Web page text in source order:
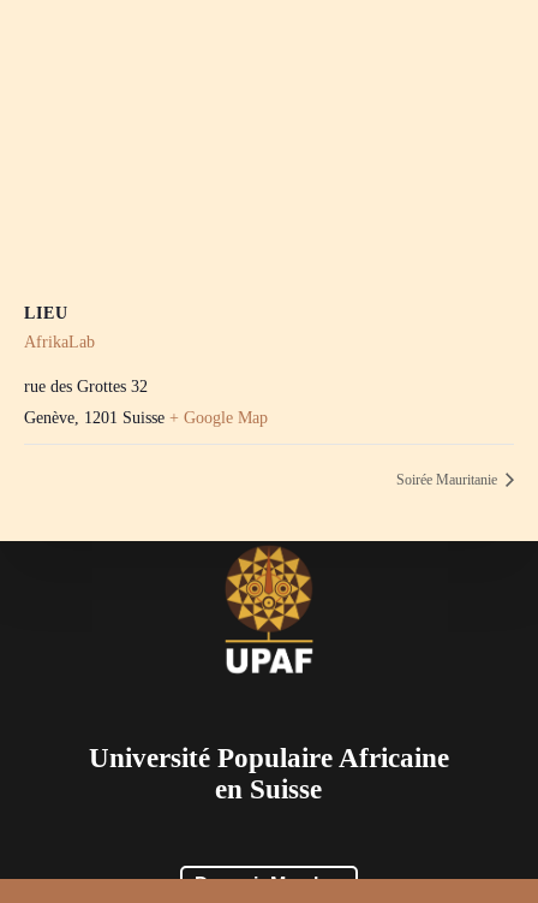
LIEU
AfrikaLab
rue des Grottes 32
Genève, 1201 Suisse + Google Map
Soirée Mauritanie
Université Populaire Africaine
en Suisse
Devenir Membre